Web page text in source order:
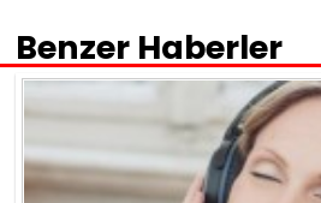
Benzer Haberler